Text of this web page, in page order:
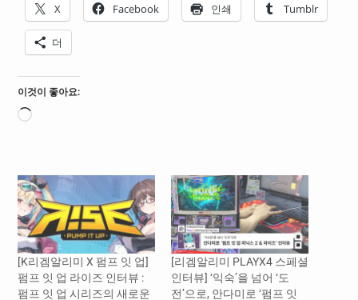
X Facebook 인쇄 Tumblr
더
이것이 좋아요:
로
[K리겜알리미 X 펌프 잇 업]
펌프 잇 업 라이즈 인터뷰 :
펌프 잇 업 시리즈의 새로운
[리겜알리미 PLAYX4 스페셜
인터뷰] ‘익숙’을 넘어 ‘도
전’으로, 안다미로 ‘펌프 잇